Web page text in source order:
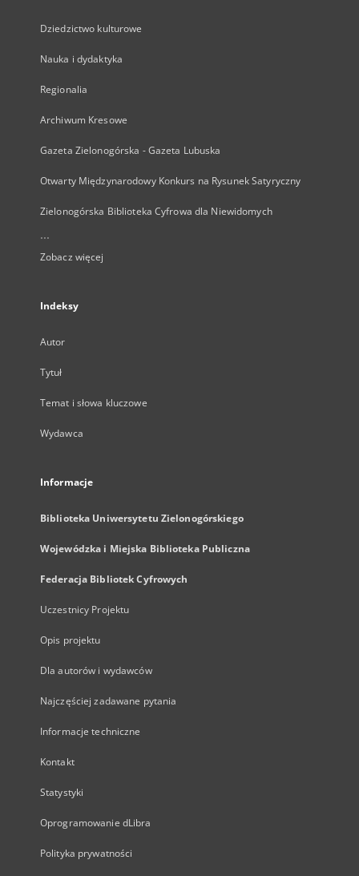
Dziedzictwo kulturowe
Nauka i dydaktyka
Regionalia
Archiwum Kresowe
Gazeta Zielonogórska - Gazeta Lubuska
Otwarty Międzynarodowy Konkurs na Rysunek Satyryczny
Zielonogórska Biblioteka Cyfrowa dla Niewidomych
...
Zobacz więcej
Indeksy
Autor
Tytuł
Temat i słowa kluczowe
Wydawca
Informacje
Biblioteka Uniwersytetu Zielonogórskiego
Wojewódzka i Miejska Biblioteka Publiczna
Federacja Bibliotek Cyfrowych
Uczestnicy Projektu
Opis projektu
Dla autorów i wydawców
Najczęściej zadawane pytania
Informacje techniczne
Kontakt
Statystyki
Oprogramowanie dLibra
Polityka prywatności